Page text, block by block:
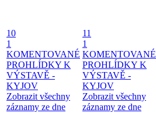
10
1
KOMENTOVANÉ
PROHLÍDKY K
VÝSTAVĚ -
KYJOV
Zobrazit všechny
záznamy ze dne
11
1
KOMENTOVANÉ
PROHLÍDKY K
VÝSTAVĚ -
KYJOV
Zobrazit všechny
záznamy ze dne